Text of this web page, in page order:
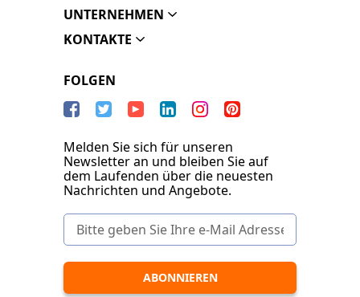
UNTERNEHMEN
KONTAKTE
FOLGEN
Melden Sie sich für unseren
Newsletter an und bleiben Sie auf
dem Laufenden über die neuesten
Nachrichten und Angebote.